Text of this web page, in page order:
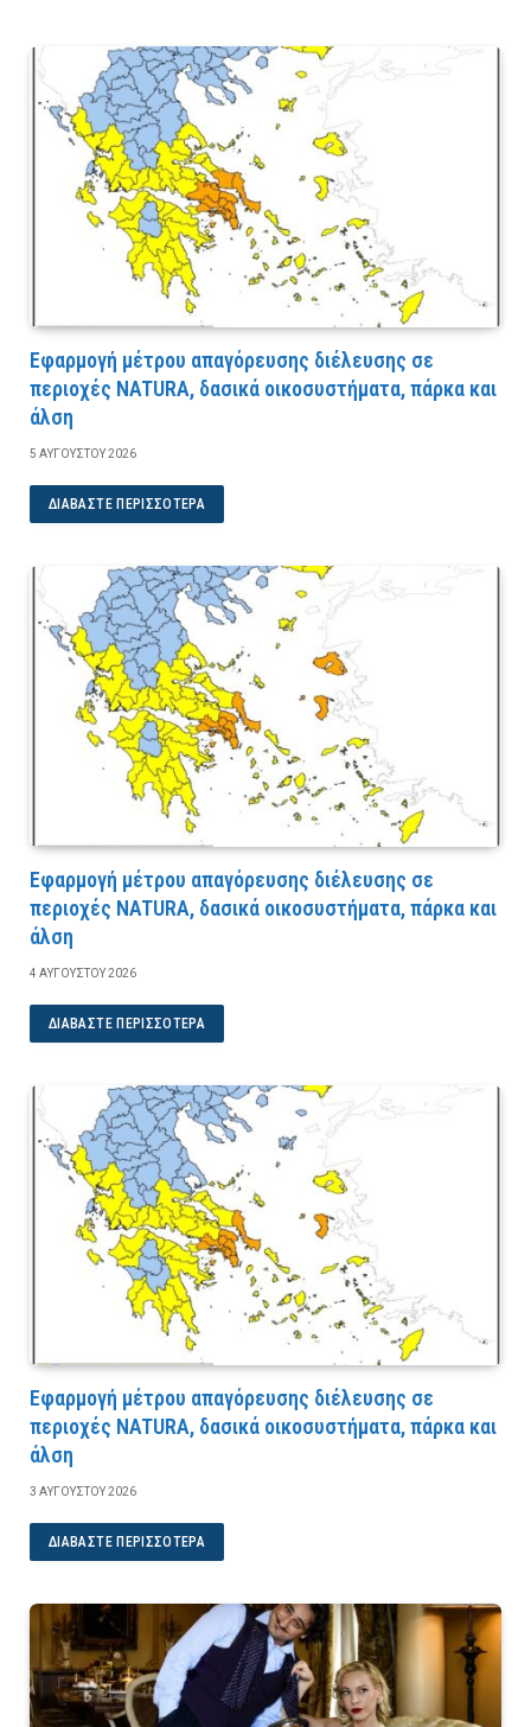
Εφαρμογή μέτρου απαγόρευσης διέλευσης σε
περιοχές NATURA, δασικά οικοσυστήματα, πάρκα και
άλση
5 ΑΥΓΟΎΣΤΟΥ 2026
ΔΙΑΒΆΣΤΕ ΠΕΡΙΣΣΌΤΕΡΑ
Εφαρμογή μέτρου απαγόρευσης διέλευσης σε
περιοχές NATURA, δασικά οικοσυστήματα, πάρκα και
άλση
4 ΑΥΓΟΎΣΤΟΥ 2026
ΔΙΑΒΆΣΤΕ ΠΕΡΙΣΣΌΤΕΡΑ
Εφαρμογή μέτρου απαγόρευσης διέλευσης σε
περιοχές NATURA, δασικά οικοσυστήματα, πάρκα και
άλση
3 ΑΥΓΟΎΣΤΟΥ 2026
ΔΙΑΒΆΣΤΕ ΠΕΡΙΣΣΌΤΕΡΑ